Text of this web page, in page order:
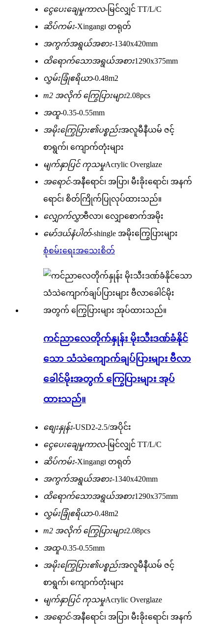
ငွေပေးချေမှုကာလ- မြင်လျှင် TT/L/C
ဆိပ်ကမ်း-Xingang၊ တရုတ်
အကွက်အရွယ်အစား-1340x420mm
ထိရောက်သောအရွယ်အစား1290x375mm
လွှမ်းခြုံဧရိယာ-0.48m2
m2 အလိုက် ကြွေပြားများ2.08pcs
အထူ-0.35-0.55mm
အမိုးကြွေပြား၏ပစ္စည်းအလူမီနီယမ် ဇင့်
စာရွက်၊ ကျောက်တုံးများ
မျက်နှာပြင် ကုသမှုAcrylic Overglaze
အရောင်-အနီရောင်၊ အပြာ၊ မီးခိုးရောင်၊ အနက်
ရောင်၊ စိတ်ကြိုက်ပြုလုပ်ထားသည်။
လျှောက်လွှာဗီလာ၊ လျှောစောက်အမိုး
မော်ဒယ်နံပါတ်-shingle အမိုးကြွေပြားများ
စုံစမ်းရေးအသေးစိတ်
ကင်ညာလေတိုက်နှုန်း မိုးသီးဒဏ်ခံနိုင်
သော သံသဲကျောက်ချပ်ပြားများ ဗီလာ
ခေါင်မိုးအတွက် ကြွေပြားများ အုပ်
ထားသည်။
စျေးနှုန်း-USD2-2.5/အပိုင်း
ငွေပေးချေမှုကာလ- မြင်လျှင် TT/L/C
ဆိပ်ကမ်း-Xingang၊ တရုတ်
အကွက်အရွယ်အစား-1340x420mm
ထိရောက်သောအရွယ်အစား1290x375mm
လွှမ်းခြုံဧရိယာ-0.48m2
m2 အလိုက် ကြွေပြားများ2.08pcs
အထူ-0.35-0.55mm
အမိုးကြွေပြား၏ပစ္စည်းအလူမီနီယမ် ဇင့်
စာရွက်၊ ကျောက်တုံးများ
မျက်နှာပြင် ကုသမှုAcrylic Overglaze
အရောင်-အနီရောင်၊ အပြာ၊ မီးခိုးရောင်၊ အနက်